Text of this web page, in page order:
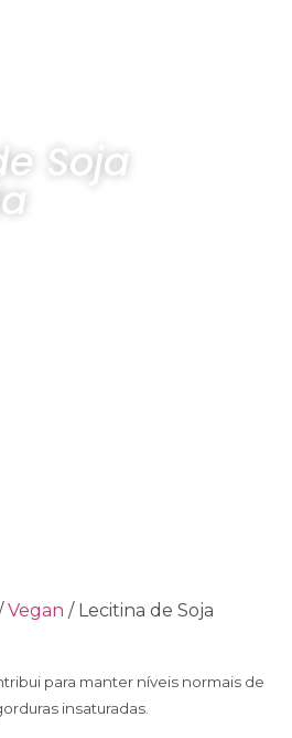
Soja
Vegan / Lecitina de Soja
para manter níveis normais de
insaturadas.